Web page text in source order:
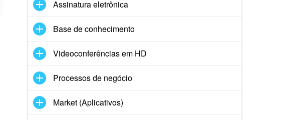
Assinatura eletrônica
Base de conhecimento
Videoconferências em HD
Processos de negócio
Market (Aplicativos)